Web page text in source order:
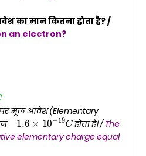
का मान कितना होता है? /
an electron?
पर मूल आवेश (Elementary
−1.6×10−19C होता है। /The
elementary charge equal